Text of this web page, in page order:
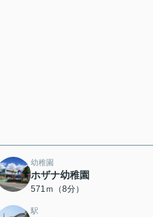
幼稚園
ホザナ幼稚園
571ｍ（8分）
駅